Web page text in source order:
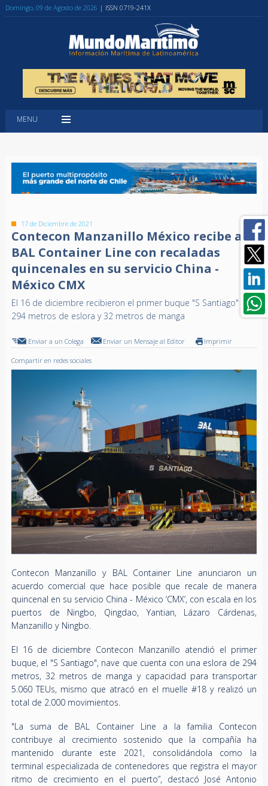
Domingo, 09 de Agosto de 2026 | ISSN 0719-241X
MENU
17 de Diciembre de 2021
Contecon Manzanillo México recibe a
BAL Container Line con recaladas
quincenales en su servicio China -
México CMX
El 16 de diciembre recibieron el primer buque "S Santiago" de
294 metros de eslora y 32 metros de manga
Enviar a un Colega Enviar un Mensaje al Editor Imprimir
Compartir en redes sociales
Contecon Manzanillo y BAL Container Line anunciaron un
acuerdo comercial que hace posible que recale de manera
quincenal en su servicio China - México ‘CMX’, con escala en los
puertos de Ningbo, Qingdao, Yantian, Lázaro Cárdenas,
Manzanillo y Ningbo.
El 16 de diciembre Contecon Manzanillo atendió el primer
buque, el "S Santiago", nave que cuenta con una eslora de 294
metros, 32 metros de manga y capacidad para transportar
5.060 TEUs, mismo que atracó en el muelle #18 y realizó un
total de 2.000 movimientos.
"La suma de BAL Container Line a la familia Contecon
contribuye al crecimiento sostenido que la compañía ha
mantenido durante este 2021, consolidándola como la
terminal especializada de contenedores que registra el mayor
ritmo de crecimiento en el puerto”, destacó José Antonio